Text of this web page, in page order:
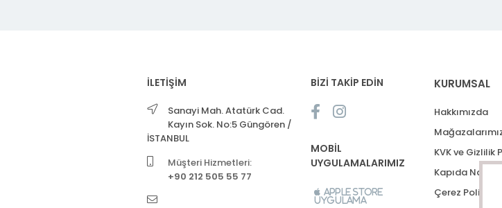
İLETİŞİM
Sanayi Mah. Atatürk Cad.
Kayın Sok. No:5 Güngören /
İSTANBUL
Müşteri Hizmetleri:
+90 212 505 55 77
BİZİ TAKİP EDİN
MOBİL
UYGULAMALARIMIZ
Apple Store
Uygulama
KURUMSAL
Hakkımızda
KVK ve Gizlilik
Kapıda Nakit
Çerez Politikası